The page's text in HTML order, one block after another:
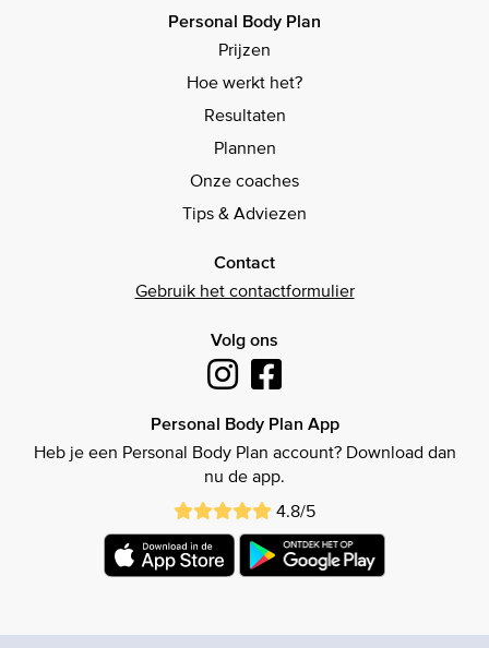
Personal Body Plan
Prijzen
Hoe werkt het?
Resultaten
Plannen
Onze coaches
Tips & Adviezen
Contact
Gebruik het contactformulier
Volg ons
Personal Body Plan App
Heb je een Personal Body Plan account? Download dan
nu de app.
4.8/5